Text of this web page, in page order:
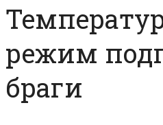
режим
браги